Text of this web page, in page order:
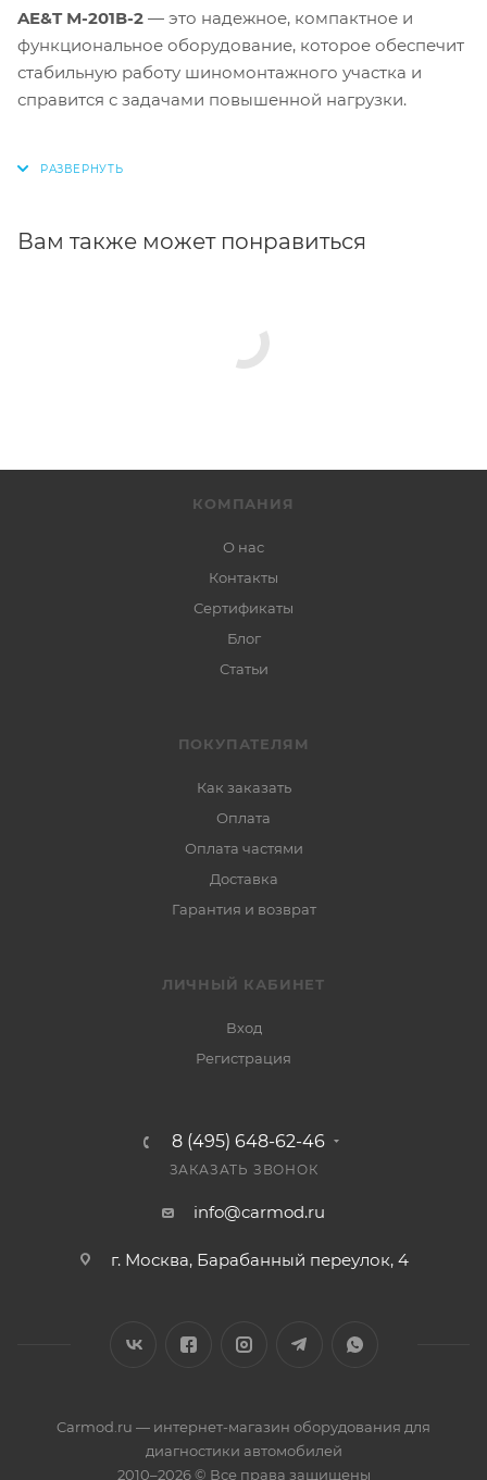
AE&T М-201В-2 — это надежное, компактное и
функциональное оборудование, которое обеспечит
стабильную работу шиномонтажного участка и
справится с задачами повышенной нагрузки.
Вам также может понравиться
КОМПАНИЯ
О нас
Контакты
Сертификаты
Блог
Статьи
ПОКУПАТЕЛЯМ
Как заказать
Оплата
Оплата частями
Доставка
Гарантия и возврат
ЛИЧНЫЙ КАБИНЕТ
Вход
Регистрация
8 (495) 648-62-46
ЗАКАЗАТЬ ЗВОНОК
info@carmod.ru
г. Москва, Барабанный переулок, 4
Carmod.ru — интернет-магазин оборудования для
диагностики автомобилей
2010–2026 © Все права защищены